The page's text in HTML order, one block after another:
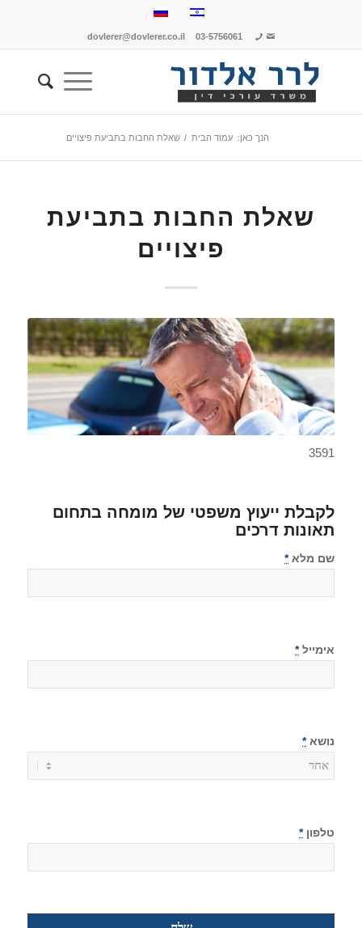
dovlerer@dovlerer.co.il 03-5756061
הנך כאן: עמוד הבית / שאלת החבות בתביעת פיצויים
שאלת החבות בתביעת
פיצויים
3591
לקבלת ייעוץ משפטי של מומחה בתחום
תאונות דרכים
שם מלא*
אימייל*
נושא*
טלפון*